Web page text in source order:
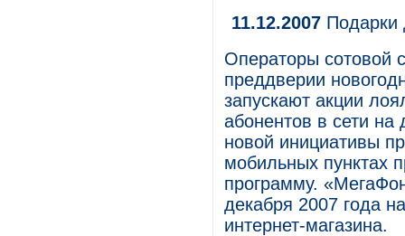
11.12.2007 Подарки
Операторы сотовой
преддверии
запускают акции
абонентов в сети на
новой инициативы
мобильных пунктах
программу.
декабря 2007 года
интернет-магазина.